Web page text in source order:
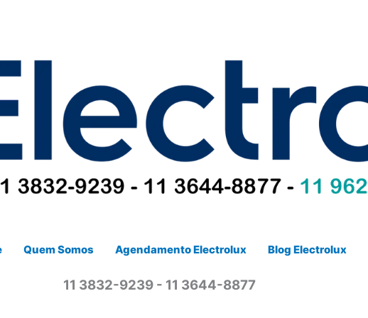
Quem Somos Agendamento Electrolux Blog Electrolux
11 3832-9239 - 11 3644-8877